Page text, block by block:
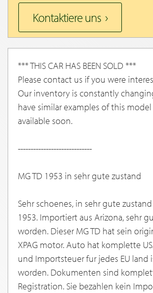
Kontaktiere uns
*** THIS CAR HAS BEEN SOLD ***
Please contact us if you were
Our inventory is constantly
have similar examples of this
available soon.
-----------------------------
MG TD 1953 in sehr gute zustand
Sehr schoenes, in sehr gute zustand
1953. Importiert aus Arizona, sehr
worden. Dieser MG TD hat sein
XPAG motor. Auto hat komplette
und Importsteuer fur jedes EU land
worden. Dokumenten sind
Registration. Sie bezahlen kein